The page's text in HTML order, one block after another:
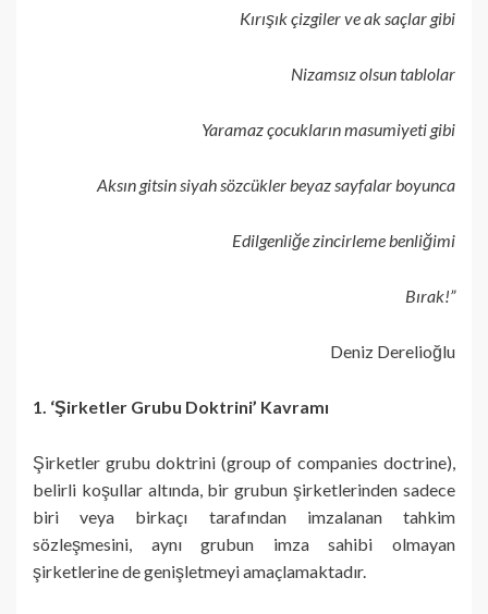
Kırışık çizgiler ve ak saçlar gibi
Nizamsız olsun tablolar
Yaramaz çocukların masumiyeti gibi
Aksın gitsin siyah sözcükler beyaz sayfalar boyunca
Edilgenliğe zincirleme benliğimi
Bırak!”
Deniz Derelioğlu
1. ‘Şirketler Grubu Doktrini’ Kavramı
Şirketler grubu doktrini (group of companies doctrine),
belirli koşullar altında, bir grubun şirketlerinden sadece
biri veya birkaçı tarafından imzalanan tahkim
sözleşmesini, aynı grubun imza sahibi olmayan
şirketlerine de genişletmeyi amaçlamaktadır.